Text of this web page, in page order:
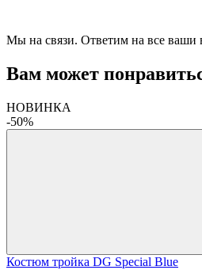
Мы на связи. Ответим на все ваши
Вам может
НОВИНКА
-50%
Костюм тройка DG Special Blue